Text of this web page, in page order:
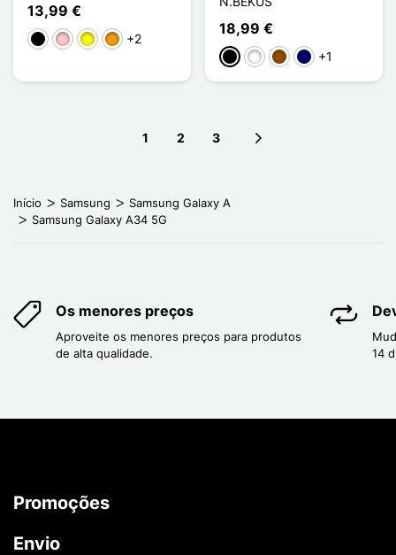
13,99 €
PretoRosaAmareloLaranja
+2
18,99 €
PretoBrancoCastanhoAzul marinho
+1
1 2 3
Início Samsung
Samsung Galaxy A
Samsung Galaxy A34 5G
Os menores preços
Aproveite os menores preços para produtos
de alta qualidade.
14
Promoções
Envio